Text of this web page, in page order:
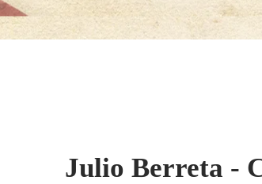
Julio Berreta -